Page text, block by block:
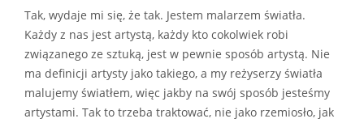
Tak, wydaje mi się, że tak. Jestem malarzem światła.
Każdy z nas jest artystą, każdy kto cokolwiek robi
związanego ze sztuką, jest w pewnie sposób artystą. Nie
ma definicji artysty jako takiego, a my reżyserzy światła
malujemy światłem, więc jakby na swój sposób jesteśmy
artystami. Tak to trzeba traktować, nie jako rzemiosło, jak